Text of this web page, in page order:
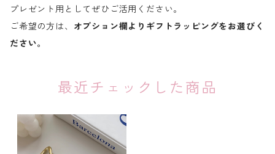
プレゼント用としてぜひご活用ください。
ご希望の方は、 オプション欄よりギフトラッピングをお選びく
ださい。
最近チェックした商品